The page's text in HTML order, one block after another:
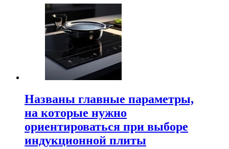
Названы главные параметры,
на которые нужно
ориентироваться при выборе
индукционной плиты